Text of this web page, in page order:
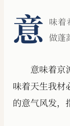
意 味着
做蓬
意味着京
味着天生我材
的意气风发，